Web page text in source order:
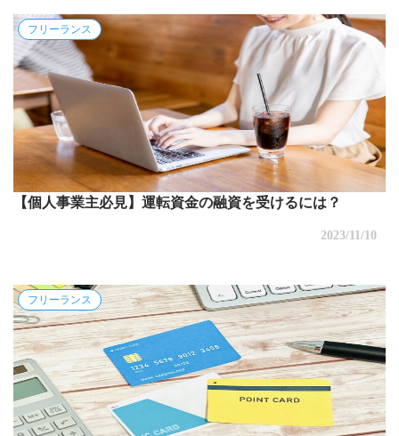
フリーランス
【個人事業主必見】運転資金の融資を受けるには？
2023/11/10
フリーランス